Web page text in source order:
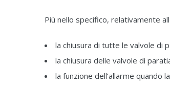
Più nello specifico, relativamente
la chiusura di tutte le valvole di
la chiusura delle valvole di
la funzione dell’allarme quando